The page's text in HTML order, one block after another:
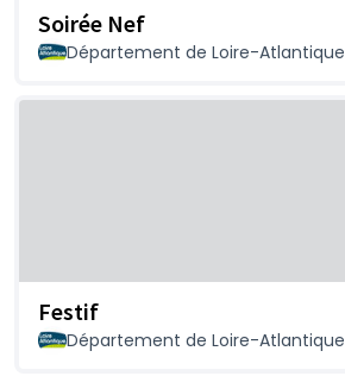
Soirée Nef
Département de Loire-Atlantique
Festif
Département de Loire-Atlantique